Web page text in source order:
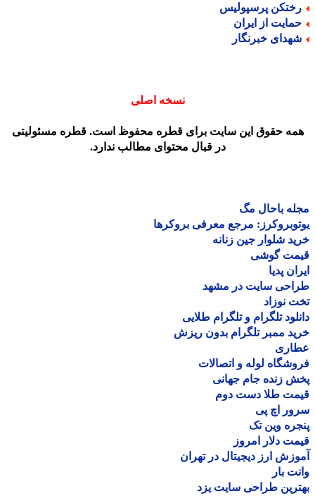
پرسپولیس
از ایران
خبرنگار
نسخه اصلی
حقوق این سایت برای قطره محفوظ است. قطره مسئولیتی
در قبال محتوای مطالب ندارد.
باحال مگ
مرجع معرفی بروکرها
شلوار جین زنانه
گوشی
پدیا
سایت در مشهد
نوزاد
تلگرام و تلگرام طلایی
ممبر تلگرام بدون ریزش
لوله و اتصالات
زنده جام جهانی
طلا دست دوم
اچ پی
وین تک
دلار امروز
ارز دیجیتال در تهران
بار
طراحی سایت یزد